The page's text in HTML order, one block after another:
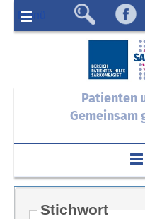
Menü
Patienten
Gemeinsam
Stichwort